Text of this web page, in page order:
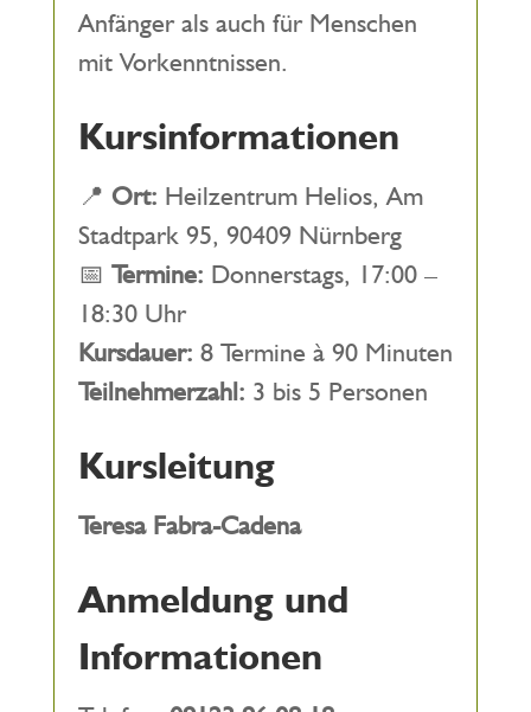
Anfänger als auch für Menschen
mit Vorkenntnissen.
Kursinformationen
📍 Ort: Heilzentrum Helios, Am
Stadtpark 95, 90409 Nürnberg
📅 Termine: Donnerstags, 17:00 –
18:30 Uhr
Kursdauer: 8 Termine à 90 Minuten
Teilnehmerzahl: 3 bis 5 Personen
Kursleitung
Teresa Fabra-Cadena
Anmeldung und
Informationen